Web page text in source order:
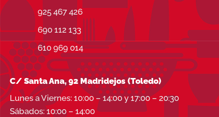
925 467 426
690 112 133
610 969 014
C/ Santa Ana, 92 Madridejos (Toledo)
Lunes a Viernes: 10:00 – 14:00 y 17:00 – 20:30
Sábados: 10:00 – 14:00